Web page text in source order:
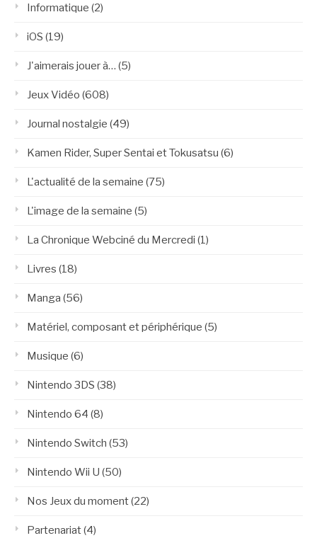
Informatique (2)
iOS (19)
J'aimerais jouer à… (5)
Jeux Vidéo (608)
Journal nostalgie (49)
Kamen Rider, Super Sentai et Tokusatsu (6)
L'actualité de la semaine (75)
L'image de la semaine (5)
La Chronique Webciné du Mercredi (1)
Livres (18)
Manga (56)
Matériel, composant et périphérique (5)
Musique (6)
Nintendo 3DS (38)
Nintendo 64 (8)
Nintendo Switch (53)
Nintendo Wii U (50)
Nos Jeux du moment(22)
Partenariat(4)